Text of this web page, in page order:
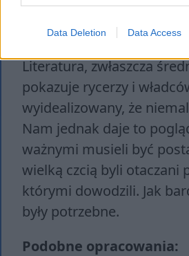
Data Deletion Data Access
to, że gdy umierał, po
ziemię zstępowały anioły.
Literatura, zwłaszcza
pokazuje rycerzy i
wyidealizowany, że
Nam jednak daje to
ważnymi musieli być
wielką czcią byli otaczani
którymi dowodzili. Jak
były potrzebne.
Podobne opracowania: